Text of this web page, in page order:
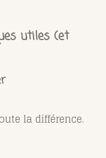
utiles (et
la différence.